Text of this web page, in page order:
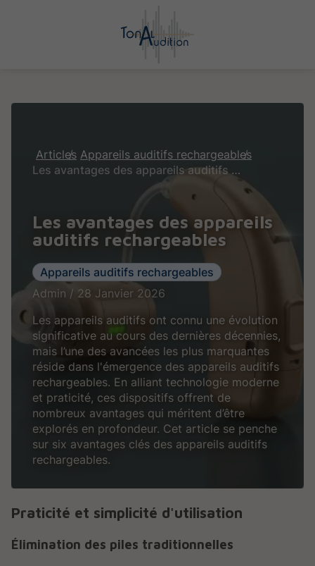
Articles Appareils auditifs rechargeables
Les avantages des appareils auditifs rechargeables
Les avantages des appareils
auditifs rechargeables
Appareils auditifs rechargeables
Admin / 28 Janvier 2026
Les appareils auditifs ont connu une évolution
significative au cours des dernières décennies,
mais l’une des avancées les plus marquantes
réside dans l'émergence des appareils auditifs
rechargeables. En alliant technologie moderne
et praticité, ces dispositifs offrent de
nombreux avantages qui méritent d’être
explorés en profondeur. Cet article se penche
sur six avantages clés des appareils auditifs
rechargeables.
Praticité et simplicité d'utilisation
Élimination des piles traditionnelles